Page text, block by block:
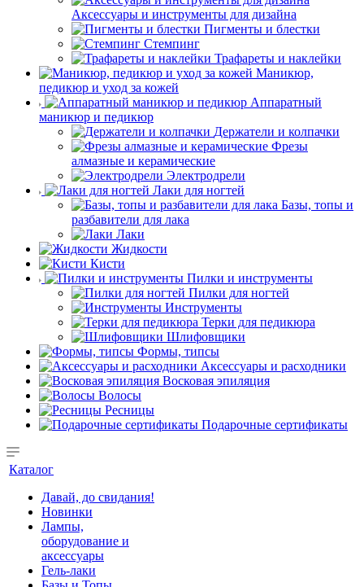
Аксессуары и инструменты для дизайна
Пигменты и блестки
Стемпинг
Трафареты и наклейки
Маникюр,
педикюр и уход за кожей
Аппаратный
маникюр и педикюр
Держатели и колпачки
Фрезы
алмазные и керамические
Электродрели
Лаки для ногтей
Базы, топы и
разбавители для лака
Лаки
Жидкости
Кисти
Пилки и инструменты
Пилки для ногтей
Инструменты
Терки для педикюра
Шлифовщики
Формы, типсы
Аксессуары и расходники
Восковая эпиляция
Волосы
Ресницы
Подарочные сертификаты
Каталог
Давай, до свидания!
Новинки
Лампы,
оборудование и
аксессуары
Гель-лаки